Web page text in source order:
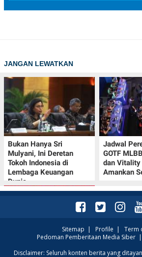
JANGAN LEWATKAN
Bukan Hanya Sri
Mulyani, Ini Deretan
Tokoh Indonesia di
Lembaga Keuangan
Dunia
Jadwal
GOTF
dan Vitality
Amankan
Promo JSM Superindo
Sitemap | Profile | Term
Pedoman Pemberitaan Media Siber|
Disclaimer: Seluruh konten berita yang